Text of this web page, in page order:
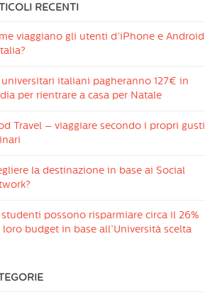
RECENTI
viaggiano gli utenti d’iPhone e Android
italiani pagheranno 127€ in
per rientrare a casa per Natale
Travel – viaggiare secondo i propri gusti
la destinazione in base ai Social
possono risparmiare circa il 26%
loro budget in base all’Università scelta